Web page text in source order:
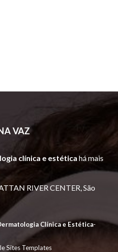
VAZ
clínica e estética há mais
RIVER CENTER, São
Clínica e Estética-
Sites Templates